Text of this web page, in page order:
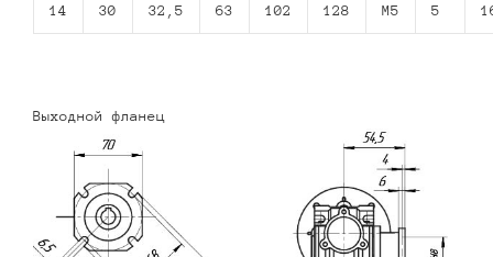
14 30 32,5 63 102 128 M5 5
Выходной фланец